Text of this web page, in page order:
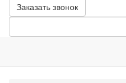
Заказать звонок